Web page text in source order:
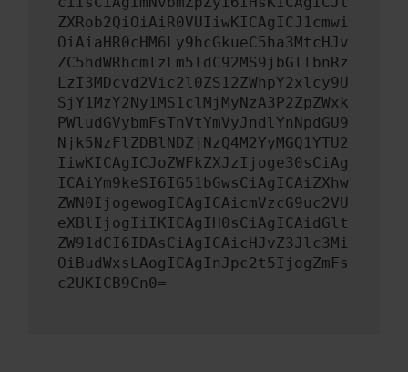
ZXRob2QiOiAiR0VUIiwKICAgICJ1cmwi
OiAiaHR0cHM6Ly9hcGkueC5ha3MtcHJv
ZC5hdWRhcmlzLm5ldC92MS9jbGllbnRz
LzI3MDcvd2Vic2l0ZS12ZWhpY2xlcy9U
SjY1MzY2Ny1MS1clMjMyNzA3P2ZpZWxk
PWludGVybmFsTnVtYmVyJndlYnNpdGU9
Njk5NzFlZDBlNDZjNzQ4M2YyMGQ1YTU2
IiwKICAgICJoZWFkZXJzIjoge30sCiAg
ICAiYm9keSI6IG51bGwsCiAgICAiZXhw
ZWN0IjogewogICAgICAicmVzcG9uc2VU
eXBlIjogIiIKICAgIH0sCiAgICAidGlt
ZW91dCI6IDAsCiAgICAicHJvZ3Jlc3Mi
OiBudWxsLAogICAgInJpc2t5IjogZmFs
c2UKICB9Cn0=